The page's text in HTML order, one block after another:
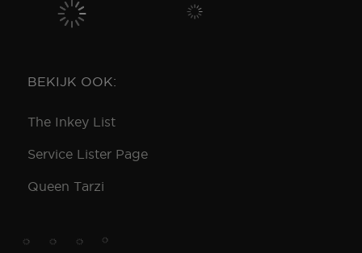
BEKIJK OOK:
The Inkey List
Service Lister Page
Queen Tarzi